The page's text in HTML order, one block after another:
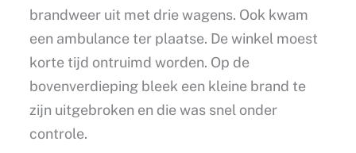
brandweer uit met drie wagens. Ook kwam
een ambulance ter plaatse. De winkel moest
korte tijd ontruimd worden. Op de
bovenverdieping bleek een kleine brand te
zijn uitgebroken en die was snel onder
controle.